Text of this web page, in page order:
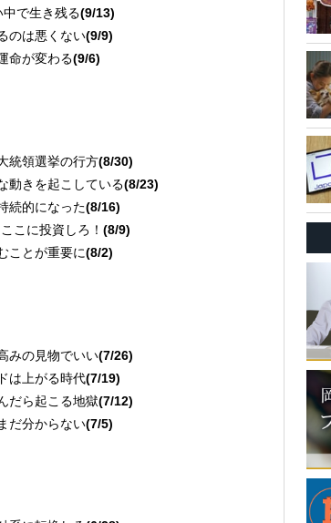
で生き残る(9/13)
のは悪くない(9/9)
命が変わる(9/6)
統領選挙の行方(8/30)
動きを起こしている(8/23)
続的になった(8/16)
こに投資しろ！ (8/9)
ことが重要に(8/2)
みの見物でいい(7/26)
は上がる時代(7/19)
だら起こる地獄(7/12)
だ分からない(7/5)